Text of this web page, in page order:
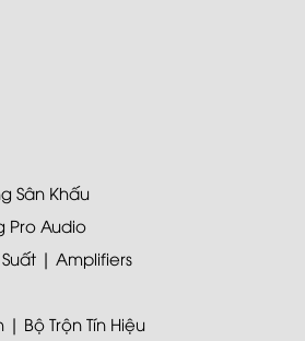
Sân Khấu
Pro Audio
| Amplifiers
| Bộ Trộn Tín Hiệu